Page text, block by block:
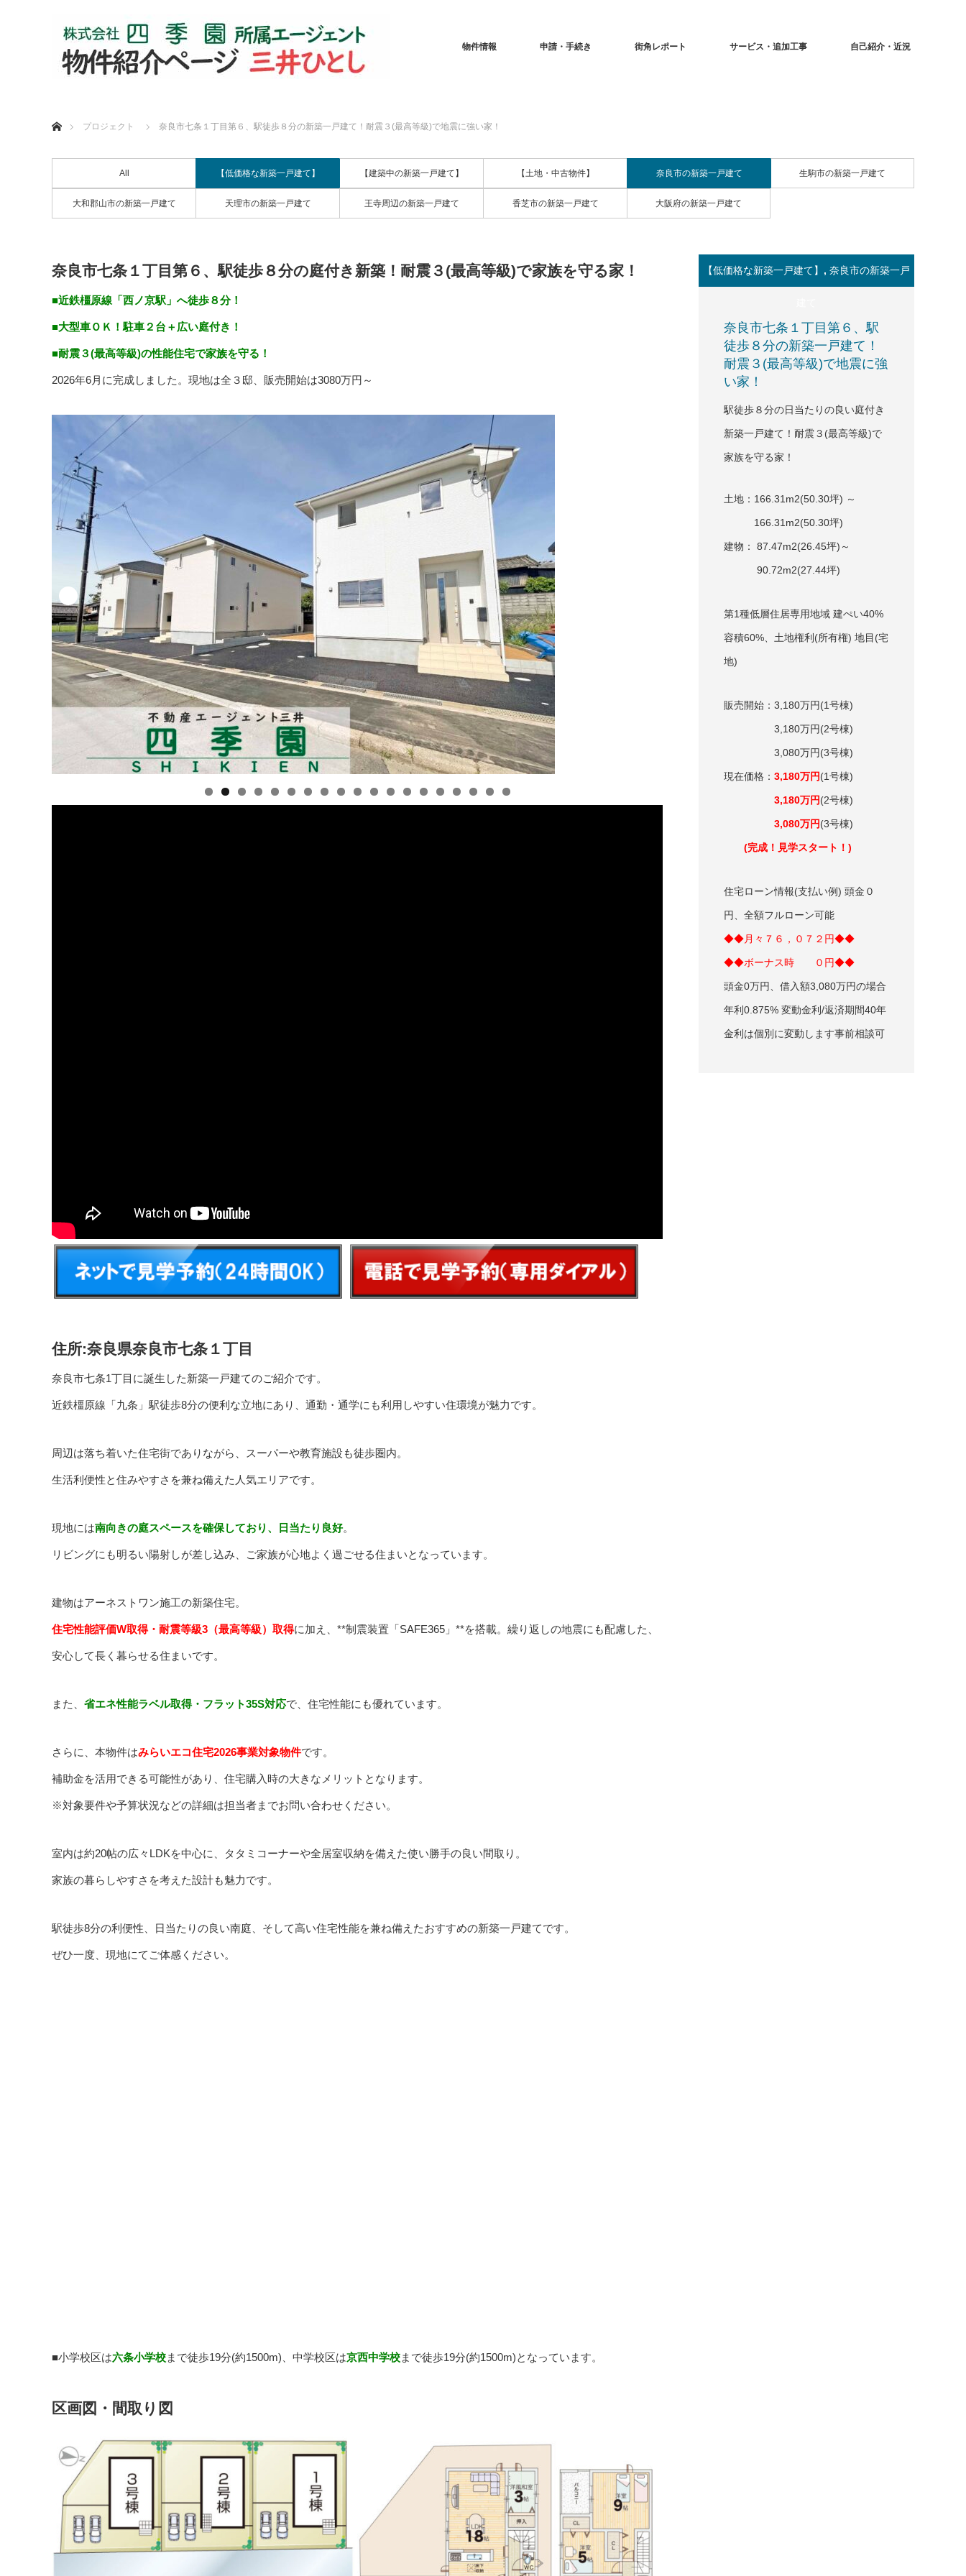
物件情報 申請・手続き 街角レポート サービス・追加工事 自己紹介・近況
プロジェクト
奈良市七条１丁目第６、駅徒歩８分の新築一戸建て！耐震３(最高等級)で地震に強い家！
All 【低価格な新築一戸建て】 【建築中の新築一戸建て】 【土地・中古物件】 奈良市の新築一戸建て 生駒市の新築一戸建て
大和郡山市の新築一戸建て 天理市の新築一戸建て 王寺周辺の新築一戸建て 香芝市の新築一戸建て 大阪府の新築一戸建て
【低価格な新築一戸建て】 , 奈良市の新築一戸
奈良市七条１丁目第６、駅
徒歩８分の新築一戸建て！
耐震３(最高等級)で地震に強
い家！
駅徒歩８分の日当たりの良い庭付き
新築一戸建て！耐震３(最高等級)で
家族を守る家！
土地：166.31m2(50.30坪) ～
166.31m2(50.30坪)
建物： 87.47m2(26.45坪)～
90.72m2(27.44坪)
第1種低層住居専用地域 建ぺい40%
容積60%、土地権利(所有権) 地目(宅
地)
販売開始：3,180万円(1号棟)
3,180万円(2号棟)
3,080万円(3号棟)
現在価格： 3,180万円(1号棟)
3,180万円(2号棟)
3,080万円(3号棟)
(完成！見学スタート！)
住宅ローン情報(支払い例) 頭金０
円、全額フルローン可能
◆◆月々７６ ，０７２円◆◆
◆◆ボーナス時 ０円◆◆
頭金0万円、借入額3,080万円の場合
年利0.875% 変動金利/返済期間40年
金利は個別に変動します事前相談可
奈良市七条１丁目第６、駅徒歩８分の庭付き新築！耐震３(最高等級)で家族を守る家！
■近鉄橿原線「西ノ京駅」へ徒歩８分！
■大型車ＯＫ！駐車２台＋広い庭付き！
■耐震３(最高等級)の性能住宅で家族を守る！
2026年6月に完成しました。現地は全３邸、販売開始は3080万円～
住所:奈良県奈良市七条１丁目
奈良市七条1丁目に誕生した新築一戸建てのご紹介です。
近鉄橿原線「九条」駅徒歩8分の便利な立地にあり、通勤・通学にも利用しやすい住環境が魅力です。
周辺は落ち着いた住宅街でありながら、スーパーや教育施設も徒歩圏内。
生活利便性と住みやすさを兼ね備えた人気エリアです。
現地には南向きの庭スペースを確保しており、日当たり良好。
リビングにも明るい陽射しが差し込み、ご家族が心地よく過ごせる住まいとなっています。
建物はアーネストワン施工の新築住宅。
住宅性能評価W取得・耐震等級3（最高等級）取得に加え、**制震装置「SAFE365」**を搭載。繰り返しの地震にも配慮した、
安心して長く暮らせる住まいです。
また、 省エネ性能ラベル取得・フラット35S対応で、住宅性能にも優れています。
さらに、本物件はみらいエコ住宅2026事業対象物件です。
補助金を活用できる可能性があり、住宅購入時の大きなメリットとなります。
※対象要件や予算状況などの詳細は担当者までお問い合わせください。
室内は約20帖の広々LDKを中心に、タタミコーナーや全居室収納を備えた使い勝手の良い間取り。
家族の暮らしやすさを考えた設計も魅力です。
駅徒歩8分の利便性、日当たりの良い南庭、そして高い住宅性能を兼ね備えたおすすめの新築一戸建てです。
ぜひ一度、現地にてご体感ください。
■小学校区は六条小学校まで徒歩19分(約1500m)、中学校区は京西中学校まで徒歩19分(約1500m)となっています。
区画図・間取り図